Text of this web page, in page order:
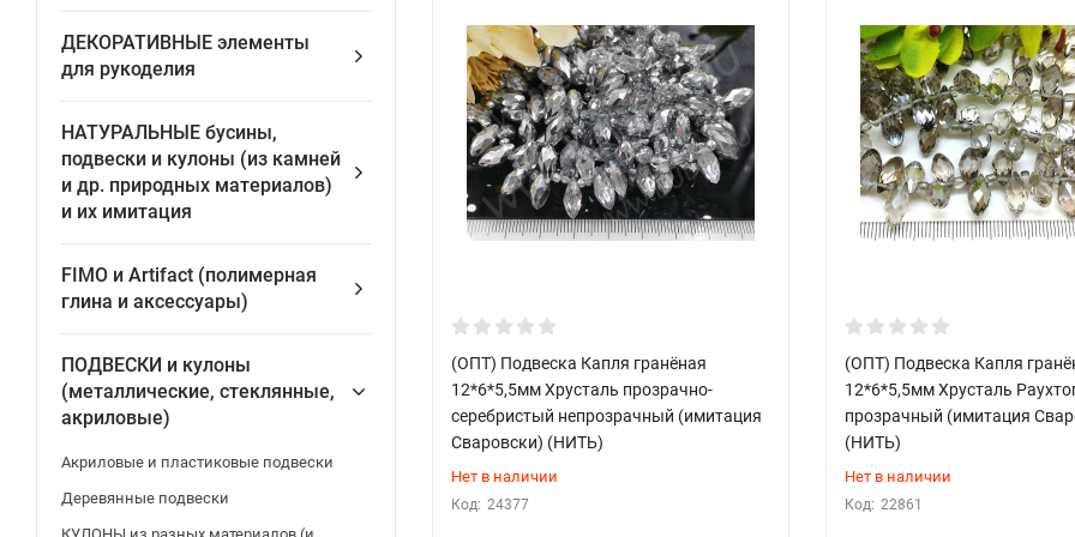
ДЕКОРАТИВНЫЕ элементы
для рукоделия
НАТУРАЛЬНЫЕ бусины,
подвески и кулоны (из камней
и др. природных материалов)
и их имитация
FIMO и Artifact (полимерная
глина и аксессуары)
ПОДВЕСКИ и кулоны
(металлические, стеклянные,
акриловые)
Акриловые и пластиковые подвески
Деревянные подвески
(ОПТ) Подвеска Капля гранёная
12*6*5,5мм Хрусталь прозрачно-
серебристый непрозрачный (имитация
Сваровски) (НИТЬ)
Нет в наличии
Код: 24377
(ОПТ) Подвеска Капля
12*6*5,5мм Хрусталь
прозрачный (имитация
(НИТЬ)
Нет в наличии
Код: 22861